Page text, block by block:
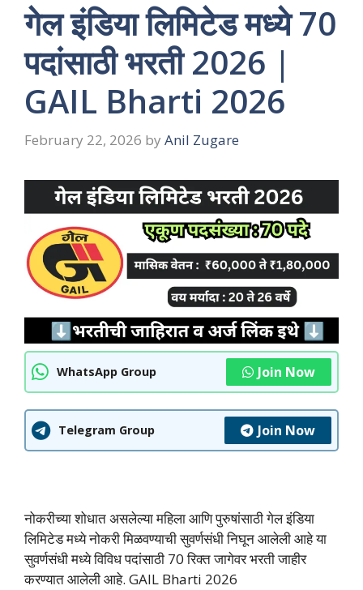
गेल इंडिया लिमिटेड मध्ये 70
पदांसाठी भरती 2026 |
GAIL Bharti 2026
February 22, 2026 by Anil Zugare
WhatsApp Group Join Now
Telegram Group Join Now
नोकरीच्या शोधात असलेल्या महिला आणि पुरुषांसाठी गेल इंडिया
लिमिटेड मध्ये नोकरी मिळवण्याची सुवर्णसंधी निघून आलेली आहे या
सुवर्णसंधी मध्ये विविध पदांसाठी 70 रिक्त जागेवर भरती जाहीर
करण्यात आलेली आहे. GAIL Bharti 2026